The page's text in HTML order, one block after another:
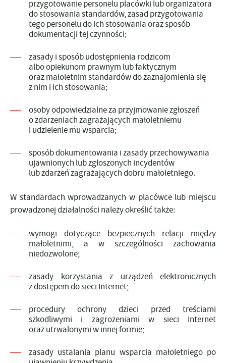
przygotowanie personelu placówki lub organizatora
do stosowania standardów, zasad przygotowania
tego personelu do ich stosowania oraz sposób
dokumentacji tej czynności;
zasady i sposób udostępnienia rodzicom
albo opiekunom prawnym lub faktycznym
oraz małoletnim standardów do zaznajomienia się
z nim i ich stosowania;
osoby odpowiedzialne za przyjmowanie zgłoszeń
o zdarzeniach zagrażających małoletniemu
i udzielenie mu wsparcia;
sposób dokumentowania i zasady przechowywania
ujawnionych lub zgłoszonych incydentów
lub zdarzeń zagrażających dobru małoletniego.
W standardach wprowadzanych w placówce lub miejscu
prowadzonej działalności należy określić także:
wymogi dotyczące bezpiecznych relacji między
małoletnimi, a w szczególności zachowania
niedozwolone;
zasady korzystania z urządzeń elektronicznych
z dostępem do sieci Internet;
procedury ochrony dzieci przed treściami
szkodliwymi i zagrożeniami w sieci Internet
oraz utrwalonymi w innej formie;
zasady ustalania planu wsparcia małoletniego po